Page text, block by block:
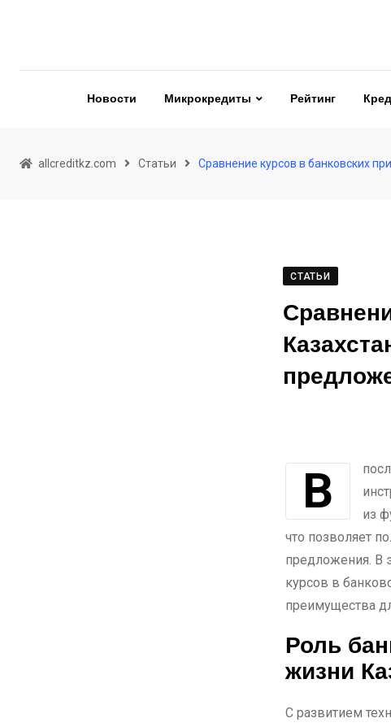
Новости Микрокредиты Рейтинг
allcreditkz.com Статьи Сравнение курсов в банковских
СТАТЬИ
В последние годы мобильные банковские приложения стали важным
из
что позволяет
предложения. В
курсов в
преимущества
Роль
жизни
С развитием